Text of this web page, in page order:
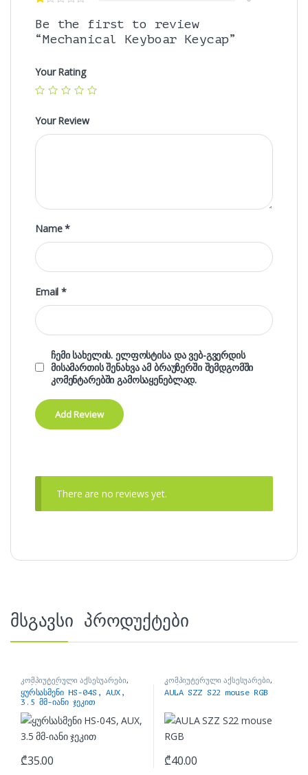
Be the first to review
“Mechanical Keyboar Keycap”
Your Rating
Your Review
Name*
Email*
ჩემი სახელის. ელფოსტისა და ვებ-გვერდის
მისამართის შენახვა ამ ბრაუზერში შემდგომში
კომენტარებში გამოსაყენებლად.
There are no reviews yet.
მსგავსი პროდუქტები
კომპიუტერული აქსესუარები,
ყურსასმენები
ყურსასმენი HS-04S, AUX,
3.5 მმ-იანი ჯეკით
₾35.00
კომპიუტერული აქსესუარები,
მაუსები
AULA SZZ S22 mouse RGB
₾40.00